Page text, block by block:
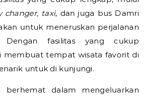
changer, taxi, dan juga bus Damri
untuk meneruskan perjalanan
Dengan fasilitas yang cukup
membuat tempat wisata favorit di
untuk di kunjungi.
dalam mengeluarkan